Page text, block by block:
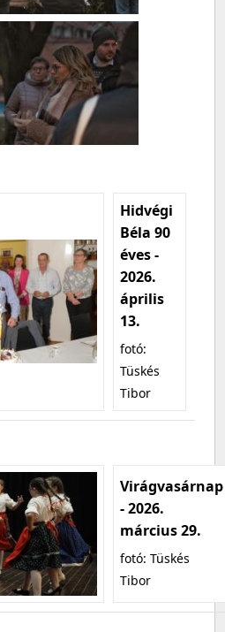
Hidvégi
Béla 90
éves -
2026.
április
13.
fotó:
Tüskés
Tibor
Virágvasárnap
- 2026.
március 29.
fotó: Tüskés
Tibor